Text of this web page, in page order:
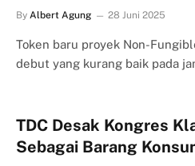
By Albert Agung 28 Juni 2025
Token baru proyek Non-
debut yang kurang baik pada
TDC Desak Kongres
Sebagai Barang